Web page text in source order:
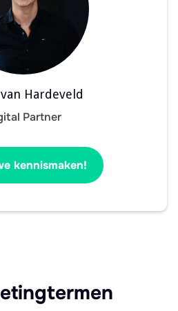
van Hardeveld
Partner
kennismaken!